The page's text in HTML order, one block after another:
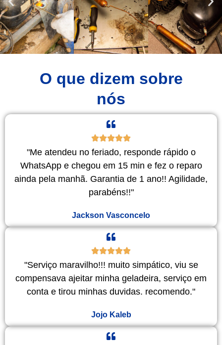
O que dizem sobre
nós
"Me atendeu no feriado, responde rápido o
WhatsApp e chegou em 15 min e fez o reparo
ainda pela manhã. Garantia de 1 ano!! Agilidade,
parabéns!!"
Jackson Vasconcelo
"Serviço maravilho!!! muito simpático, viu se
compensava ajeitar minha geladeira, serviço em
conta e tirou minhas duvidas. recomendo."
Jojo Kaleb